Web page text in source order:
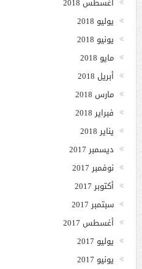
يوليو 2018
يونيو 2018
مايو 2018
أبريل 2018
مارس 2018
فبراير 2018
يناير 2018
ديسمبر 2017
نوفمبر 2017
أكتوبر 2017
سبتمبر 2017
أغسطس 2017
يوليو 2017
يونيو 2017